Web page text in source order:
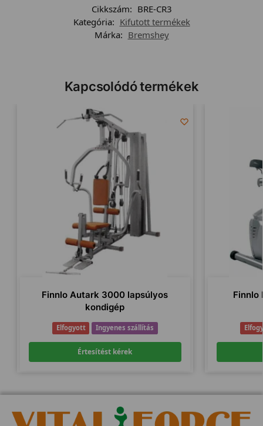
Cikkszám: BRE-CR3
Kategória: Kifutott termékek
Márka: Bremshey
Kapcsolódó termékek
Finnlo Autark 3000 lapsúlyos
kondigép
Elfogyott Ingyenes szállítás
Értesítést kérek
Finnlo